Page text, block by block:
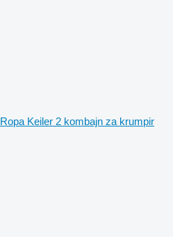
Ropa Keiler 2 kombajn za krumpir